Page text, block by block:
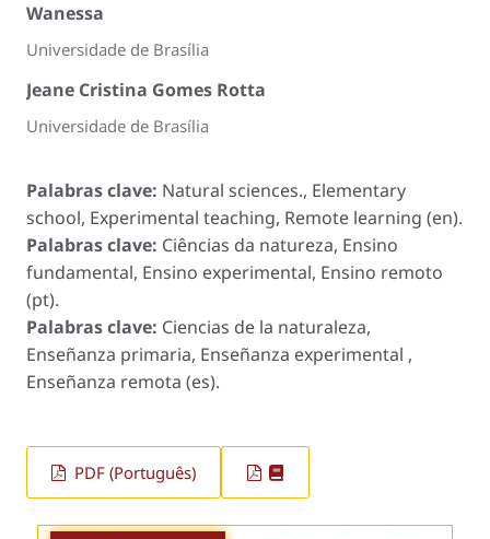
Wanessa
Universidade de Brasília
Jeane Cristina Gomes Rotta
Universidade de Brasília
Palabras clave: Natural sciences., Elementary
school, Experimental teaching, Remote learning (en).
Palabras clave: Ciências da natureza, Ensino
fundamental, Ensino experimental, Ensino remoto
(pt).
Palabras clave: Ciencias de la naturaleza,
Enseñanza primaria, Enseñanza experimental ,
Enseñanza remota (es).
PDF (Português)